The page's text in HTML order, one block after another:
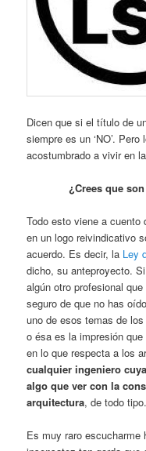
Dicen que si el título de
siempre es un ‘NO’.
acostumbrado a vivir en
¿Crees que
Todo esto viene a cuento
en un logo reivindicativo
acuerdo. Es decir, la Ley
dicho, su anteproyecto.
algún otro profesional
seguro de que no has
uno de esos temas de
o ésa es la impresión
en lo que respecta a los
cualquier ingeniero
algo que ver con la
arquitectura, de todo tipo.
Es muy raro escucharme